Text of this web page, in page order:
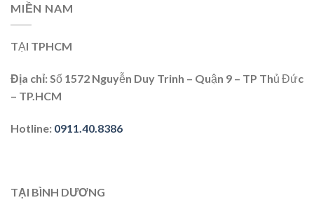
MIỀN NAM
TẠI TPHCM
Địa chỉ:Số 1572 Nguyễn Duy Trinh – Quận 9 – TP Thủ Đức
– TP.HCM
Hotline: 0911.40.8386
TẠI BÌNH DƯƠNG